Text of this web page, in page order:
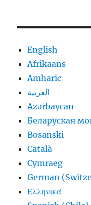
English
Afrikaans
Amharic
العربية
Azərbaycan
Беларуская
Bosanski
Català
Cymraeg
German
Ελληνικά